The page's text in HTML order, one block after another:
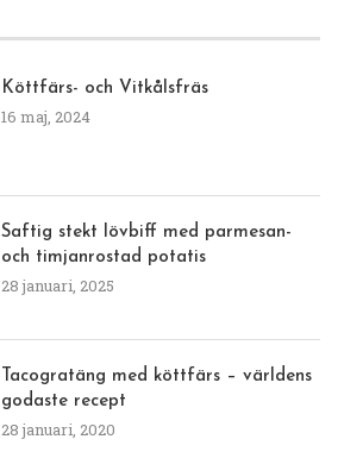
Köttfärs- och Vitkålsfräs
16 maj, 2024
Saftig stekt lövbiff med parmesan-
och timjanrostad potatis
28 januari, 2025
Tacogratäng med köttfärs – världens
godaste recept
28 januari, 2020